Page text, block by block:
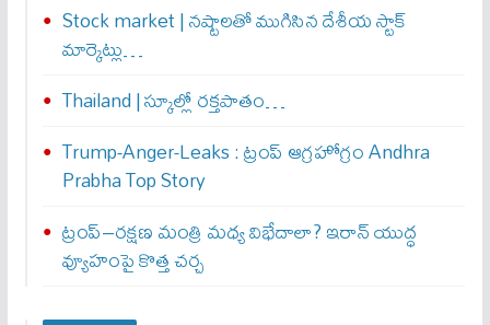
Stock market | నష్టాలతో ముగిసిన దేశీయ స్టాక్
మార్కెట్లు…
Thailand | స్కూల్లో రక్తపాతం…
Trump-Anger-Leaks : ట్రంప్ ఆగ్ర‌హోగ్రం Andhra
Prabha Top Story
ట్రంప్–రక్షణ మంత్రి మధ్య విభేదాలా? ఇరాన్ యుద్ధ
వ్యూహంపై కొత్త చర్చ